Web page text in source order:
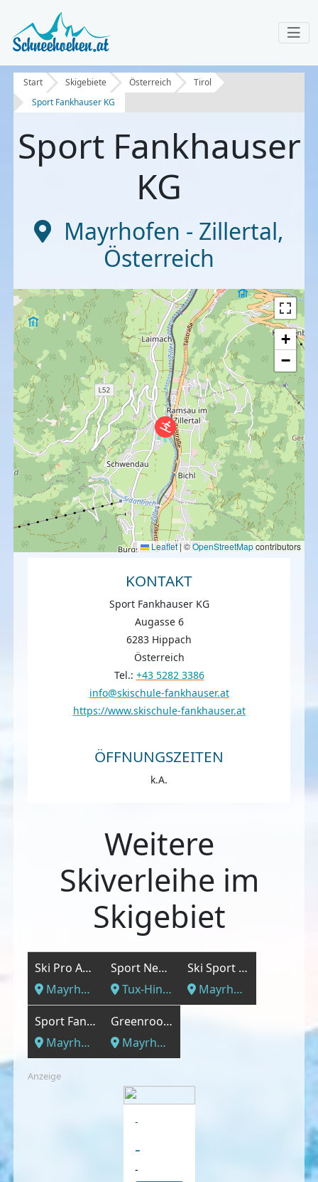
Start Skigebiete Österreich
Tirol
Sport Fankhauser KG
Sport Fankhauser
KG
Mayrhofen - Zillertal,
Österreich
+
−
Leaflet|©OpenStreetMapcontributors
KONTAKT
Sport Fankhauser KG
Augasse 6
6283 Hippach
Österreich
Tel.: +43 5282 3386
info@skischule-fankhauser.at
https://www.skischule-fankhauser.at
ÖFFNUNGSZEITEN
k.A.
Weitere
Skiverleihe im
Skigebiet
Ski Pro Austria Gager GmbH & Co KG
Mayrhofen, Tirol
Sport Nenner
Tux-Hintertux, Tirol
Ski Sport Hanzmann
Mayrhofen, Tirol
Sport Fankhauser KG
Mayrhofen, Tirol
Greenroom Mayrhofen
Mayrhofen, Tirol
Anzeige
-
-
-